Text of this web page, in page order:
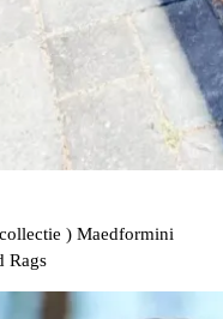
) Maedformini
Rags